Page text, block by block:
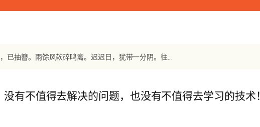
【宋词】《小重山》 章良能：柳暗花明春事深。小阑红芍药，已抽簪。雨馀风软碎鸣禽。迟迟日，犹带一分阴。往事莫沈吟。身闲时序好，且登临。旧游无处不堪寻。
没有不值得去解决的问题，也没有不值得去学习的技术！